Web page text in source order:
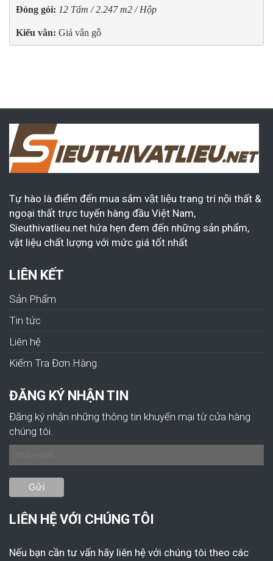
Đóng gói: 12 Tấm / 2.247 m2 / Hộp
Kiểu vân: Giả vân gỗ
Tự hào là điểm đến mua sắm vật liệu trang trí nội thất &
ngoại thất trực tuyến hàng đầu Việt Nam,
Sieuthivatlieu.net hứa hẹn đem đến những sản phẩm,
vật liệu chất lượng với mức giá tốt nhất
LIÊN KẾT
Sản Phẩm
Tin tức
Liên hệ
Kiếm Tra Đơn Hàng
ĐĂNG KÝ NHẬN TIN
Đăng ký nhận những thông tin khuyến mại từ cửa hàng
chúng tôi.
LIÊN HỆ VỚI CHÚNG TÔI
Nếu bạn cần tư vấn hãy liên hệ với chúng tôi theo các